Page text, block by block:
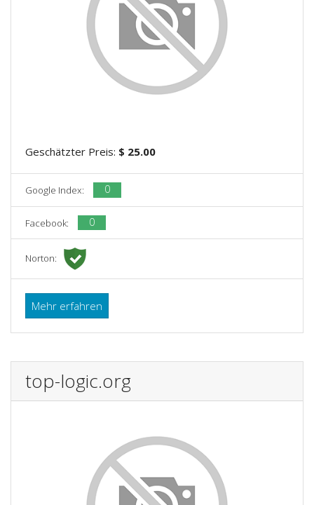
Geschätzter Preis: $ 25.00
Google Index: 0
Facebook: 0
Norton:
Mehr erfahren
top-logic.org